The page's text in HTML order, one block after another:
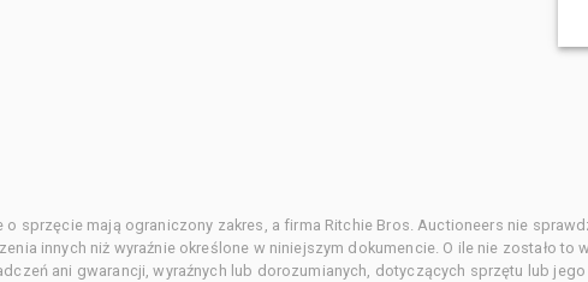
o sprzęcie mają ograniczony zakres, a firma Ritchie Bros. Auctioneers nie
innych niż wyraźnie określone w niniejszym dokumencie. O ile nie zostało to
ani gwarancji, wyraźnych lub dorozumianych, dotyczących sprzętu lub